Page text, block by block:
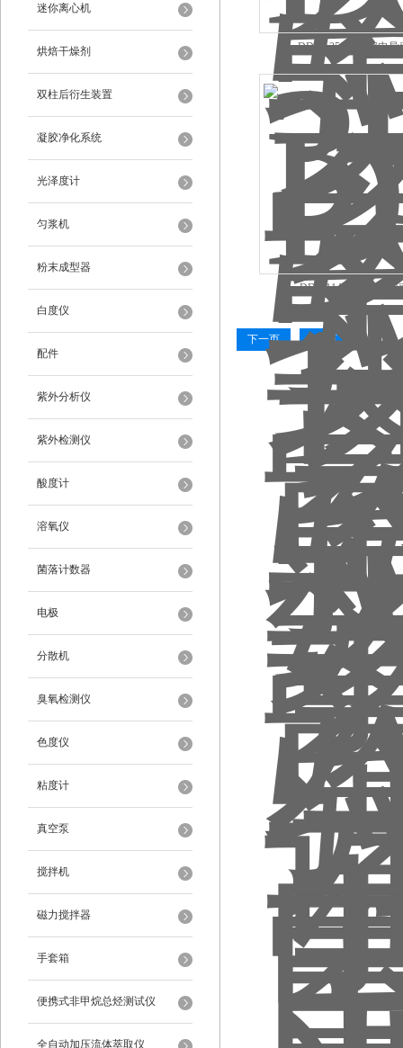
迷你离心机
烘焙干燥剂
双柱后衍生装置
凝胶净化系统
光泽度计
匀浆机
粉末成型器
白度仪
配件
紫外分析仪
紫外检测仪
酸度计
溶氧仪
菌落计数器
电极
分散机
臭氧检测仪
色度仪
粘度计
真空泵
搅拌机
磁力搅拌器
手套箱
便携式非甲烷总烃测试仪
全自动加压流体萃取仪
DDBJ-350实验室电导
DDS-11A实验室电导
下一页 末页